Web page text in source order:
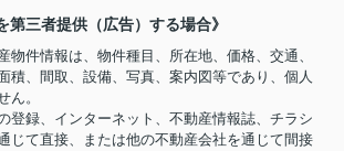
第三者提供（広告）する場合》
物件情報は、物件種目、所在地、価格、交通、
積、間取、設備、写真、案内図等であり、個人
ん。
登録、インターネット、不動産情報誌、チラシ
じて直接、または他の不動産会社を通じて間接